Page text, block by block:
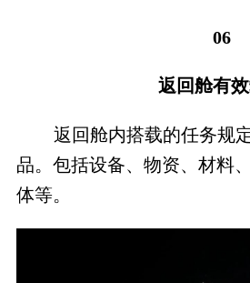
06
返回舱有
返回舱内搭载的任务规
品。包括设备、物资、材料
体等。